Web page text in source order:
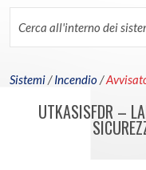
Sistemi/Incendio/
UTKASISFDR –